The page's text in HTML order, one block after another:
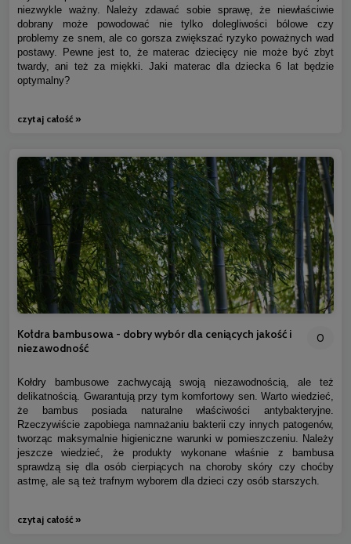
niezwykle ważny. Należy zdawać sobie sprawę, że niewłaściwie
dobrany może powodować nie tylko dolegliwości bólowe czy
problemy ze snem, ale co gorsza zwiększać ryzyko poważnych wad
postawy. Pewne jest to, że materac dziecięcy nie może być zbyt
twardy, ani też za miękki. Jaki materac dla dziecka 6 lat będzie
optymalny?
czytaj całość »
Kołdra bambusowa - dobry wybór dla ceniących jakość i
niezawodność
0
Kołdry bambusowe zachwycają swoją niezawodnością, ale też
delikatnością. Gwarantują przy tym komfortowy sen. Warto wiedzieć,
że bambus posiada naturalne właściwości antybakteryjne.
Rzeczywiście zapobiega namnażaniu bakterii czy innych patogenów,
tworząc maksymalnie higieniczne warunki w pomieszczeniu. Należy
jeszcze wiedzieć, że produkty wykonane właśnie z bambusa
sprawdzą się dla osób cierpiących na choroby skóry czy choćby
astmę, ale są też trafnym wyborem dla dzieci czy osób starszych.
czytaj całość »